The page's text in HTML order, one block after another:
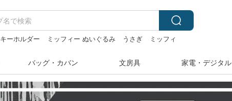
キーホルダー ミッフィー ぬいぐるみ うさぎ
ミッフィ
バッグ・カバン 文房具 家電・デジタル